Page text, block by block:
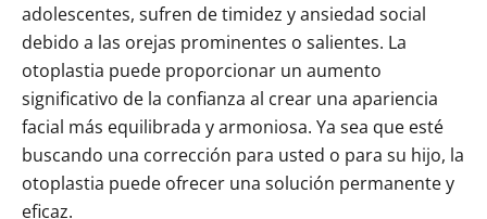
adolescentes, sufren de timidez y ansiedad social
debido a las orejas prominentes o salientes. La
otoplastia puede proporcionar un aumento
significativo de la confianza al crear una apariencia
facial más equilibrada y armoniosa. Ya sea que esté
buscando una corrección para usted o para su hijo, la
otoplastia puede ofrecer una solución permanente y
eficaz.